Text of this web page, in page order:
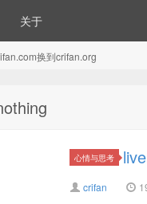
关于
换到crifan.org
心情与思考
crifan